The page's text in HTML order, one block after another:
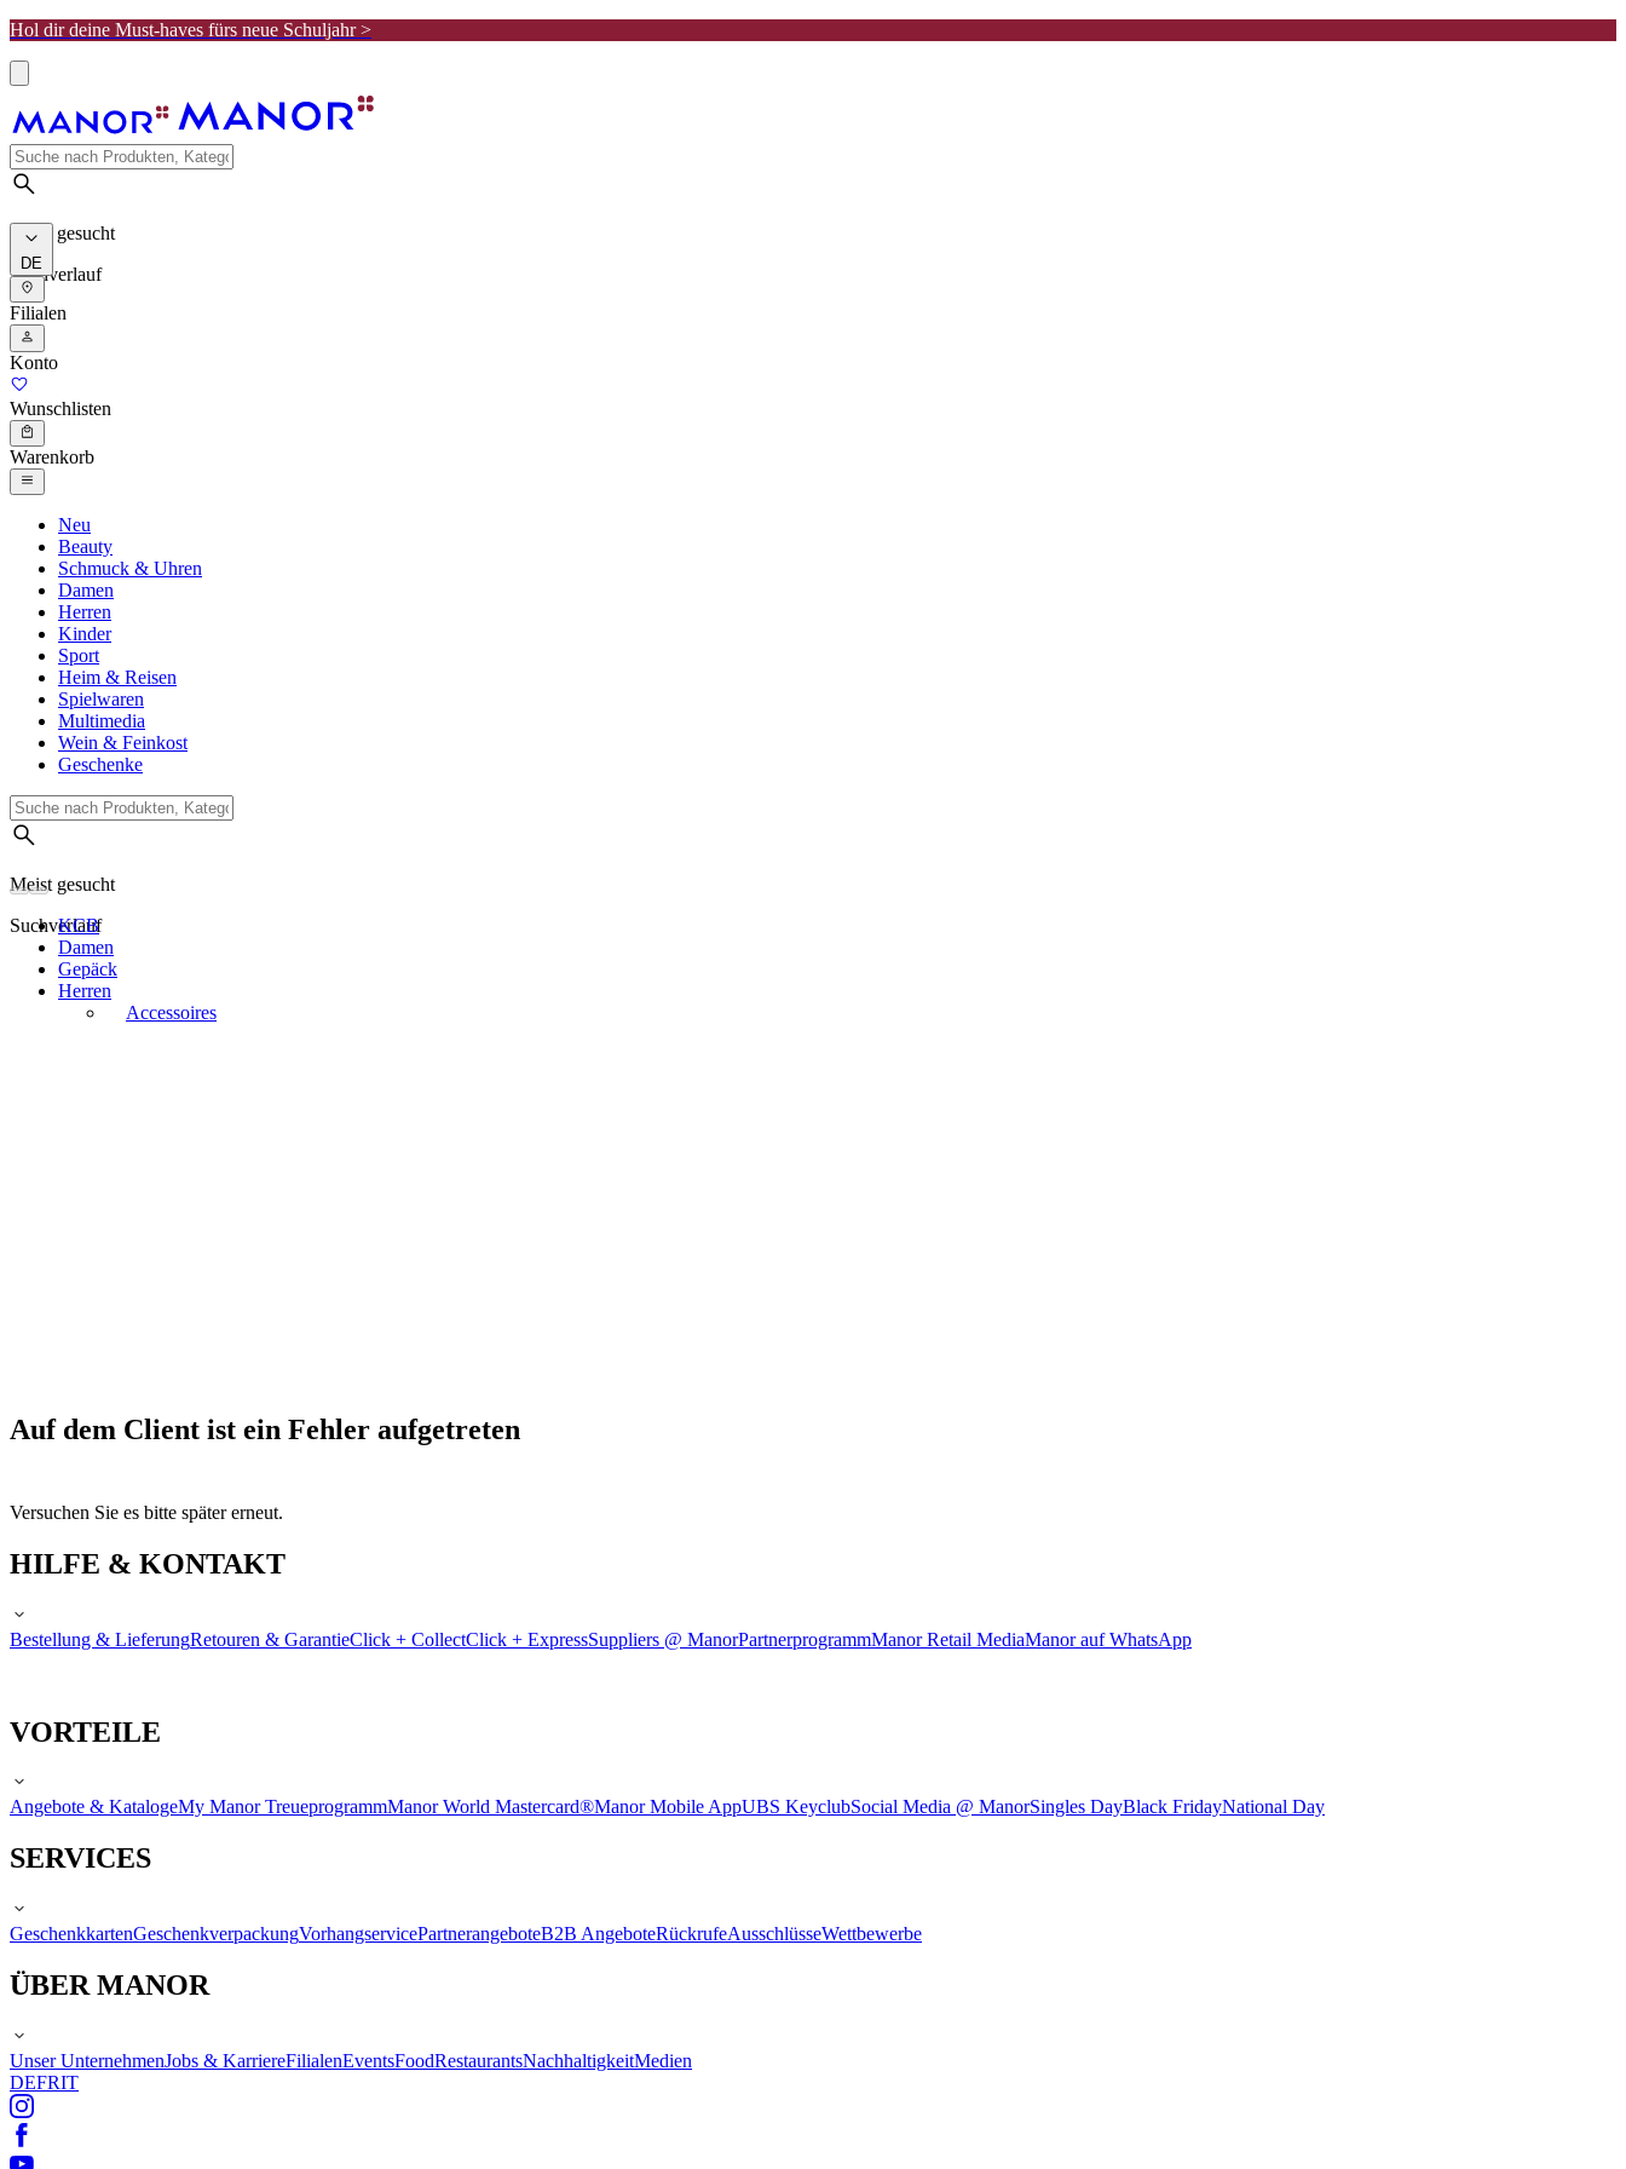
Hol dir deine Must-haves fürs neue Schuljahr >
Meist gesucht
Suchverlauf
DE
Filialen
Konto
Wunschlisten
Warenkorb
Neu
Beauty
Schmuck & Uhren
Damen
Herren
Kinder
Sport
Heim & Reisen
Spielwaren
Multimedia
Wein & Feinkost
Geschenke
Meist gesucht
Suchverlauf
KCB
Damen
Gepäck
Herren
Accessoires
Auf dem Client ist ein Fehler aufgetreten
Versuchen Sie es bitte später erneut.
HILFE & KONTAKT
Bestellung & LieferungRetouren & GarantieClick + CollectClick + ExpressSuppliers @ ManorPartnerprogrammManor Retail MediaManor auf WhatsApp
VORTEILE
Angebote & KatalogeMy Manor TreueprogrammManor World Mastercard®Manor Mobile AppUBS KeyclubSocial Media @ ManorSingles DayBlack FridayNational Day
SERVICES
GeschenkkartenGeschenkverpackungVorhangservicePartnerangeboteB2B AngeboteRückrufeAusschlüsseWettbewerbe
ÜBER MANOR
Unser UnternehmenJobs & KarriereFilialenEventsFoodRestaurantsNachhaltigkeitMedien
DEFRIT